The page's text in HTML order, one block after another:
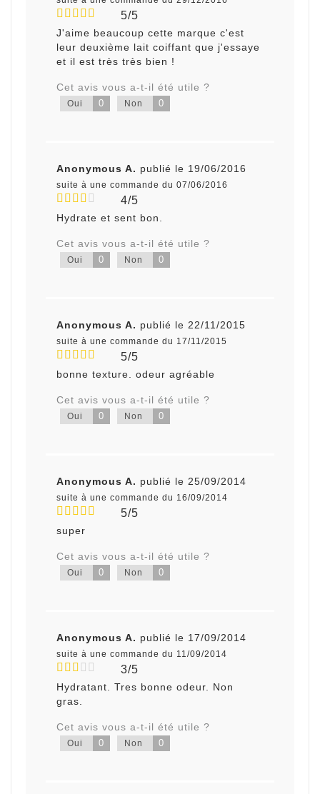
5/5
J'aime beaucoup cette marque c'est
leur deuxième lait coiffant que j'essaye
et il est très très bien !
Cet avis vous a-t-il été utile ?
Oui 0 Non 0
Anonymous A. publié le 19/06/2016
suite à une commande du 07/06/2016
4/5
Hydrate et sent bon.
Cet avis vous a-t-il été utile ?
Oui 0 Non 0
Anonymous A. publié le 22/11/2015
suite à une commande du 17/11/2015
5/5
bonne texture. odeur agréable
Cet avis vous a-t-il été utile ?
Oui 0 Non 0
Anonymous A. publié le 25/09/2014
suite à une commande du 16/09/2014
5/5
super
Cet avis vous a-t-il été utile ?
Oui 0 Non 0
Anonymous A. publié le 17/09/2014
suite à une commande du 11/09/2014
3/5
Hydratant. Tres bonne odeur. Non
gras.
Cet avis vous a-t-il été utile ?
Oui 0 Non 0